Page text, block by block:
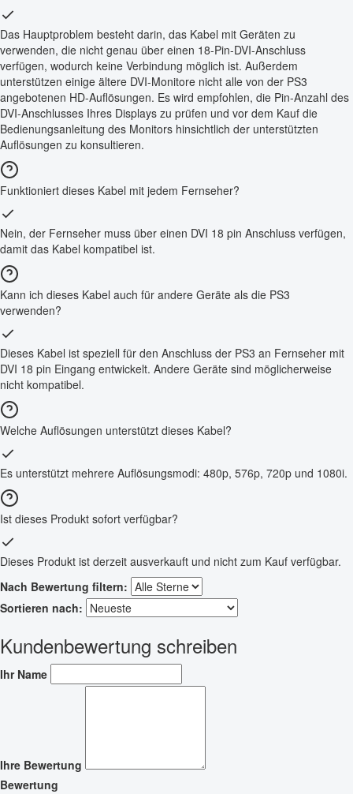
Das Hauptproblem besteht darin, das Kabel mit Geräten zu
verwenden, die nicht genau über einen 18-Pin-DVI-Anschluss
verfügen, wodurch keine Verbindung möglich ist. Außerdem
unterstützen einige ältere DVI-Monitore nicht alle von der PS3
angebotenen HD-Auflösungen. Es wird empfohlen, die Pin-Anzahl des
DVI-Anschlusses Ihres Displays zu prüfen und vor dem Kauf die
Bedienungsanleitung des Monitors hinsichtlich der unterstützten
Auflösungen zu konsultieren.
Funktioniert dieses Kabel mit jedem Fernseher?
Nein, der Fernseher muss über einen DVI 18 pin Anschluss verfügen,
damit das Kabel kompatibel ist.
Kann ich dieses Kabel auch für andere Geräte als die PS3
verwenden?
Dieses Kabel ist speziell für den Anschluss der PS3 an Fernseher mit
DVI 18 pin Eingang entwickelt. Andere Geräte sind möglicherweise
nicht kompatibel.
Welche Auflösungen unterstützt dieses Kabel?
Es unterstützt mehrere Auflösungsmodi: 480p, 576p, 720p und 1080i.
Ist dieses Produkt sofort verfügbar?
Dieses Produkt ist derzeit ausverkauft und nicht zum Kauf verfügbar.
Nach Bewertung filtern:
Sortieren nach:
Kundenbewertung schreiben
Ihr Name
Ihre Bewertung
Bewertung